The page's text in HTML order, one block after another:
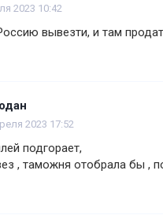
2023 10:42
вывезти, и там
2023 17:52
подгорает,
, таможня отобрала бы ,